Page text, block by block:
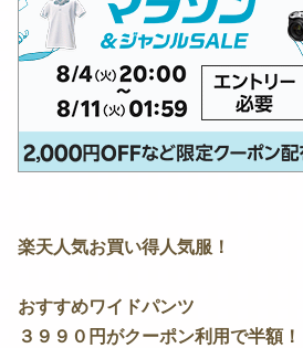
​楽天人気お買い得人気服！
おすすめワイドパンツ
３９９０円がクーポン利用で半額！